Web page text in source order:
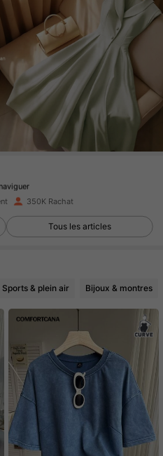
350K Rachat
Tous les articles
Sports & plein air Bijoux & montres